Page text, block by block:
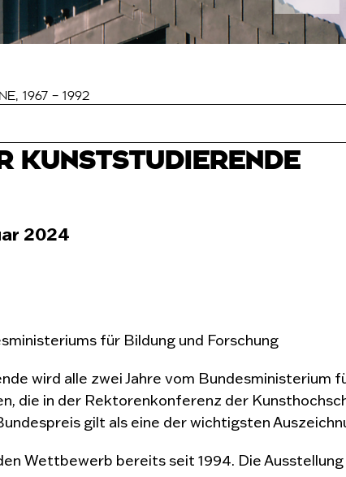
1967 – 1992
KUNSTSTUDIERENDE
2024
für Bildung und Forschung
wird alle zwei Jahre vom Bundesministerium
die in der Rektorenkonferenz der
gilt als eine der wichtigsten
Wettbewerb bereits seit 1994. Die